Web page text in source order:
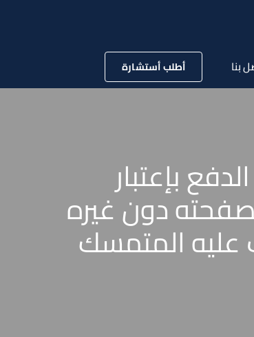
بنا أطلب أستشارة
( تجارى ) : الدفع بإعتبار
دون غيره
عليه المتمسك